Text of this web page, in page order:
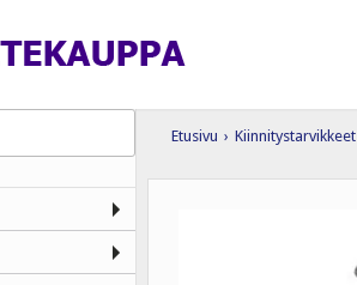
Etusivu › Kiinnitystarvikkeet